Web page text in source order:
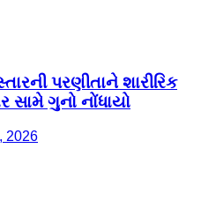
પરણીતાને શારીરિક
સામે ગુનો નોંધાયો
2026